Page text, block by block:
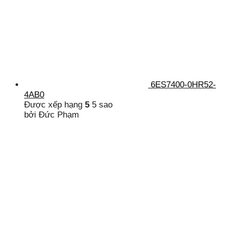
6ES7400-0HR52-
4AB0
Được xếp hạng 5 5 sao
bởi Đức Phạm